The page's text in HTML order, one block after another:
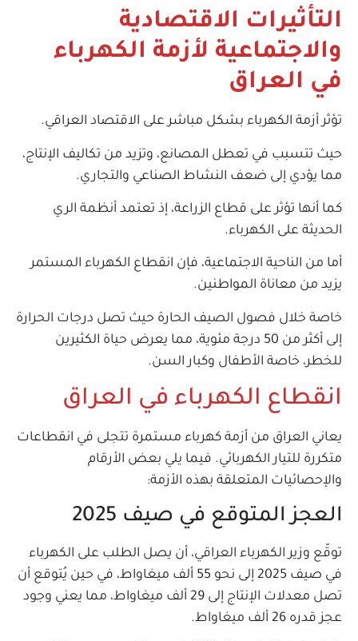
التأثيرات الاقتصادية
والاجتماعية لأزمة الكهرباء
في العراق
تؤثر أزمة الكهرباء بشكل مباشر على الاقتصاد العراقي.
حيث تتسبب في تعطل المصانع، وتزيد من تكاليف الإنتاج،
مما يؤدي إلى ضعف النشاط الصناعي والتجاري.
كما أنها تؤثر على قطاع الزراعة، إذ تعتمد أنظمة الري
الحديثة على الكهرباء.
أما من الناحية الاجتماعية، فإن انقطاع الكهرباء المستمر
يزيد من معاناة المواطنين.
خاصة خلال فصول الصيف الحارة حيث تصل درجات الحرارة
إلى أكثر من 50 درجة مئوية، مما يعرض حياة الكثيرين
للخطر، خاصة الأطفال وكبار السن.
انقطاع الكهرباء في العراق
يعاني العراق من أزمة كهرباء مستمرة تتجلى في انقطاعات
متكررة للتيار الكهربائي. فيما يلي بعض الأرقام
والإحصائيات المتعلقة بهذه الأزمة:
العجز المتوقع في صيف 2025
توقّع وزير الكهرباء العراقي، أن يصل الطلب على الكهرباء
في صيف 2025 إلى نحو 55 ألف ميغاواط، في حين يُتوقع أن
تصل معدلات الإنتاج إلى 29 ألف ميغاواط، مما يعني وجود
عجز قدره 26 ألف ميغاواط.